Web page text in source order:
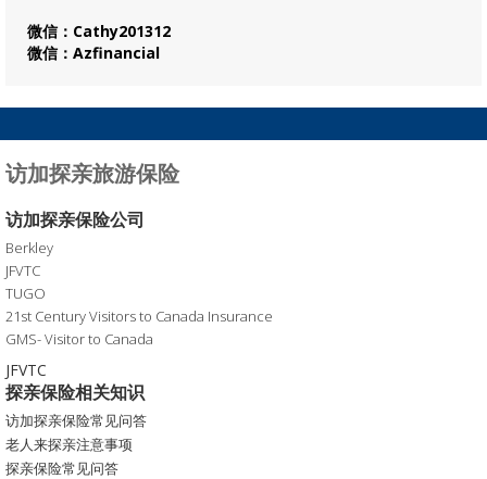
微信：Cathy201312
微信：Azfinancial
访加探亲旅游保险
访加探亲保险公司
Berkley
JFVTC
TUGO
21st Century Visitors to Canada Insurance
GMS- Visitor to Canada
JFVTC
探亲保险相关知识
访加探亲保险常见问答
老人来探亲注意事项
探亲保险常见问答